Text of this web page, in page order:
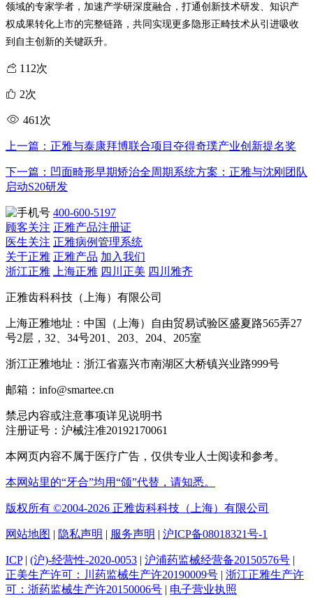
领域的专家学者，加速产学研深度融合，打通创新技术研发、知识产
权成果转化上市的完整链路，共同实现更多隐形正畸技术从引进吸收
到自主创新的关键跃升。
112次
2次
461次
上一篇：正雅与泰康拜博联合项目夺得奇璞产业创新提名奖
下一篇：凹面畸形早期矫治全周期系统方案：正雅与沈刚团队
启动S20研发
400-600-5197
顾客关注 正雅产品注册证
医生关注 正雅病例管理系统
关于正雅 正雅产品 加入我们
浙江正雅
上海正雅 四川正美 四川雅齐
正雅齿科科技（上海）有限公司
上海正雅地址：中国（上海）自由贸易试验区盛夏路565弄27
号2层，32、34号201、203、204、205室
浙江正雅地址：浙江省嘉兴市南湖区大桥镇兴业路999号
邮箱：info@smartee.cn
禁忌内容或注意事项详见说明书
注册证号：沪械注准20192170061
本网页内容不属于医疗广告，仅供专业人士阅读和参考。
本网站里的“牙合”均用“颌”代替，请知悉。
版权所有 ©2004-2026 正雅齿科科技（上海）有限公司
网站地图 | 隐私声明 | 服务声明 | 沪ICP备08018321号-1
ICP | (沪)-经营性-2020-0053 | 沪浦药监械经营备20150576号 |
正美生产许可：川药监械生产许20190009号 | 浙江正雅生产许
可：浙药监械生产许20150006号 | 电子营业执照